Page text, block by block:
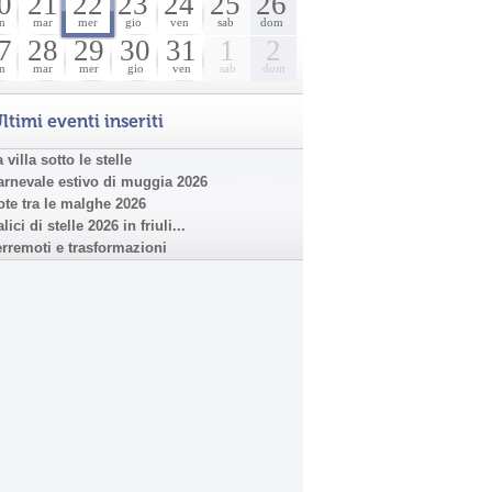
mar mer gio ven sab dom
28
mar
29
mer
30
gio
31
ven
1
sab
2
dom
eventi inseriti
villa sotto le stelle
estivo di muggia 2026
tra le malghe 2026
di stelle 2026 in friuli...
e trasformazioni